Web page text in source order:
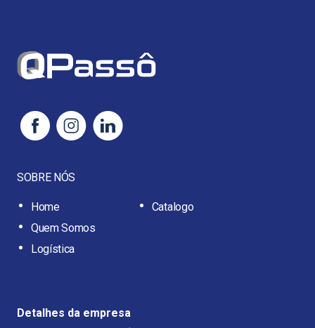
SOBRE NÓS
Home
Quem Somos
Logística
Catalogo
Detalhes da empresa